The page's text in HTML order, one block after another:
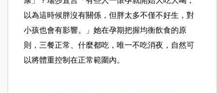
以為這時候胖沒有關係，但胖太多不僅不好生，對
小孩也會有影響。」她在孕期把握均衡飲食的原
則，三餐正常、什麼都吃，唯一不吃消夜，自然可
以將體重控制在正常範圍內。